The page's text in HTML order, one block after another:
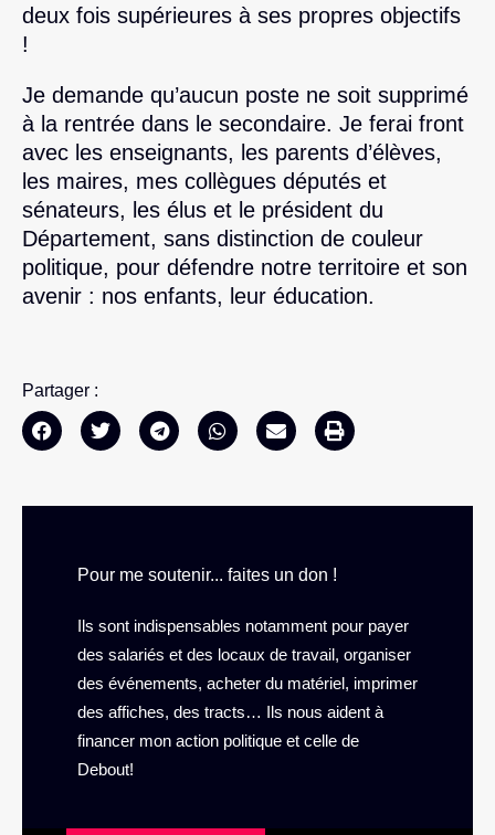
deux fois supérieures à ses propres objectifs
!
Je demande qu’aucun poste ne soit supprimé
à la rentrée dans le secondaire. Je ferai front
avec les enseignants, les parents d’élèves,
les maires, mes collègues députés et
sénateurs, les élus et le président du
Département, sans distinction de couleur
politique, pour défendre notre territoire et son
avenir : nos enfants, leur éducation.
Partager :
Pour me soutenir... faites un don !
Ils sont indispensables notamment pour payer
des salariés et des locaux de travail, organiser
des événements, acheter du matériel, imprimer
des affiches, des tracts… Ils nous aident à
financer mon action politique et celle de
Debout!